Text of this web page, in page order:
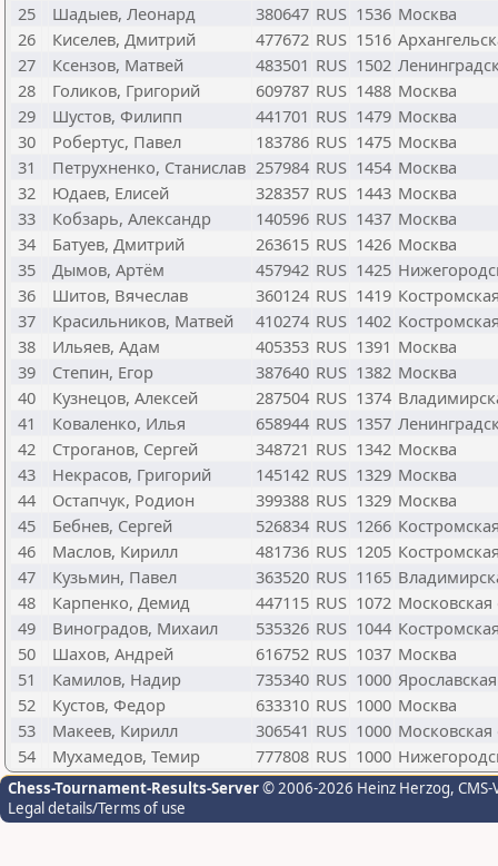
25
Шадыев, Леонард 380647 RUS 1536 Москва
26
Киселев, Дмитрий 477672 RUS 1516
27
Ксензов, Матвей 483501 RUS 1502
28
Голиков, Григорий 609787 RUS 1488 Москва
29
Шустов, Филипп 441701 RUS 1479 Москва
30
Робертус, Павел 183786 RUS 1475 Москва
31
Петрухненко, Станислав 257984 RUS 1454 Москва
32
Юдаев, Елисей 328357 RUS 1443 Москва
33
Кобзарь, Александр 140596 RUS 1437 Москва
34
Батуев, Дмитрий 263615 RUS 1426 Москва
35
Дымов, Артём 457942 RUS 1425
36
Шитов, Вячеслав 360124 RUS 1419
37
Красильников, Матвей 410274 RUS 1402
38
Ильяев, Адам 405353 RUS 1391 Москва
39
Степин, Егор 387640 RUS 1382 Москва
40
Кузнецов, Алексей 287504 RUS 1374
41
Коваленко, Илья 658944 RUS 1357
42
Строганов, Сергей 348721 RUS 1342 Москва
43
Некрасов, Григорий 145142 RUS 1329 Москва
44
Остапчук, Родион 399388 RUS 1329 Москва
45
Бебнев, Сергей 526834 RUS 1266
46
Маслов, Кирилл 481736 RUS 1205
47
Кузьмин, Павел 363520 RUS 1165
48
Карпенко, Демид 447115 RUS 1072 Московская
49
Виноградов, Михаил 535326 RUS 1044
50
Шахов, Андрей 616752 RUS 1037 Москва
51
Камилов, Надир 735340 RUS 1000
52
Кустов, Федор 633310 RUS 1000 Москва
53
Макеев, Кирилл 306541 RUS 1000 Московская
54
Мухамедов, Темир 777808 RUS 1000
Chess-Tournament-Results-Server© 2006-2026 Heinz Herzog,
Legal details/Terms of use